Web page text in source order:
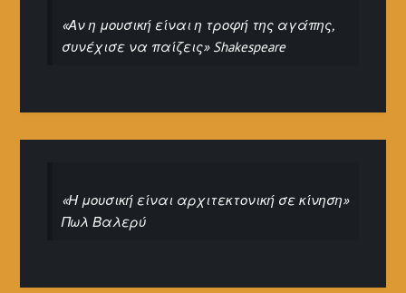
«Αν η μουσική είναι η τροφή της αγάπης,
συνέχισε να παίζεις» Shakespeare
«Η μουσική είναι αρχιτεκτονική σε κίνηση»
Πωλ Βαλερύ